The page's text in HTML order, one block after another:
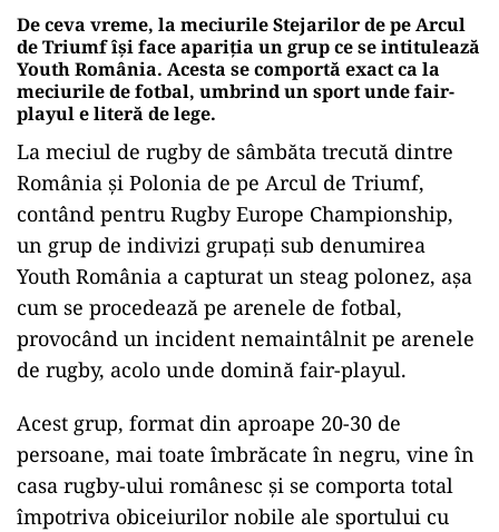
De ceva vreme, la meciurile Stejarilor de pe Arcul
de Triumf își face apariția un grup ce se intitulează
Youth România. Acesta se comportă exact ca la
meciurile de fotbal, umbrind un sport unde fair-
playul e literă de lege.
La meciul de rugby de sâmbăta trecută dintre
România și Polonia de pe Arcul de Triumf,
contând pentru Rugby Europe Championship,
un grup de indivizi grupați sub denumirea
Youth România a capturat un steag polonez, așa
cum se procedează pe arenele de fotbal,
provocând un incident nemaintâlnit pe arenele
de rugby, acolo unde domină fair-playul.
Acest grup, format din aproape 20-30 de
persoane, mai toate îmbrăcate în negru, vine în
casa rugby-ului românesc și se comporta total
împotriva obiceiurilor nobile ale sportului cu